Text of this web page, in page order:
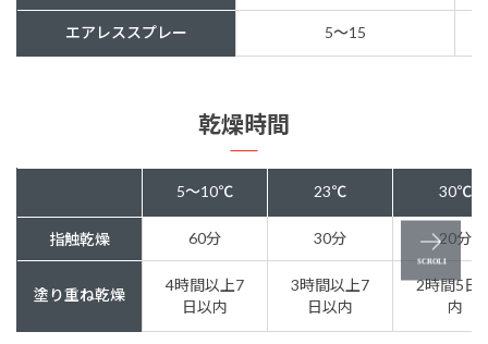
エアレススプレー 5〜15
乾燥時間
5～10℃ 23℃ 30℃
指触乾燥 60分 30分 20分
塗り重ね乾燥
4時間以上7
日以内
3時間以上7
日以内
2時間5日
内